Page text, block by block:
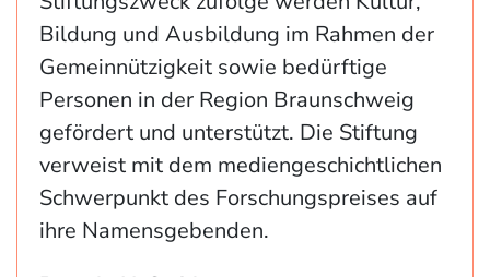
Bildung und Ausbildung im Rahmen der
Gemeinnützigkeit sowie bedürftige
Personen in der Region Braunschweig
gefördert und unterstützt. Die Stiftung
verweist mit dem mediengeschichtlichen
Schwerpunkt des Forschungspreises auf
ihre Namensgebenden.